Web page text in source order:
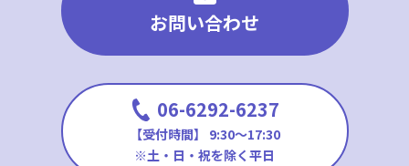
お問い合わせ
06-6292-6237
【受付時間】 9:30〜17:30
※土・日・祝を除く平日